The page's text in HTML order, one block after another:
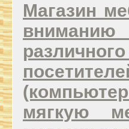
Магазин
мягкую